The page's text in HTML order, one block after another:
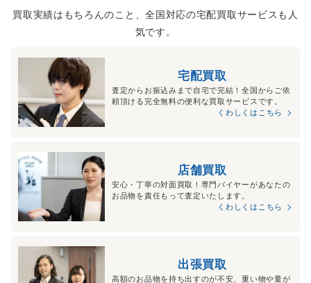
買取実績はもちろんのこと、全国対応の宅配買取サービスも人
気です。
宅配買取
査定からお振込みまで自宅で完結！全国からご依
頼頂ける完全無料の便利な買取サービスです。
くわしくはこちら
店舗買取
安心・丁寧の対面買取！専門バイヤーがあなたの
お品物を責任もって査定いたします。
くわしくはこちら
出張買取
高額のお品物を持ち出すのが不安、重い物や量が